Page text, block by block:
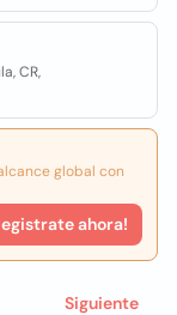
CR,
global con
ahora!
Siguiente